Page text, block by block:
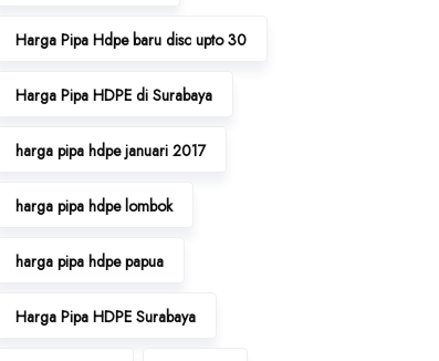
Harga Pipa Hdpe baru disc upto 30
Harga Pipa HDPE di Surabaya
harga pipa hdpe januari 2017
harga pipa hdpe lombok
harga pipa hdpe papua
Harga Pipa HDPE Surabaya